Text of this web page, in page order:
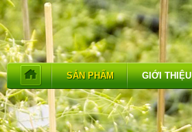
SẢN PHẨM GIỚI THIỆU